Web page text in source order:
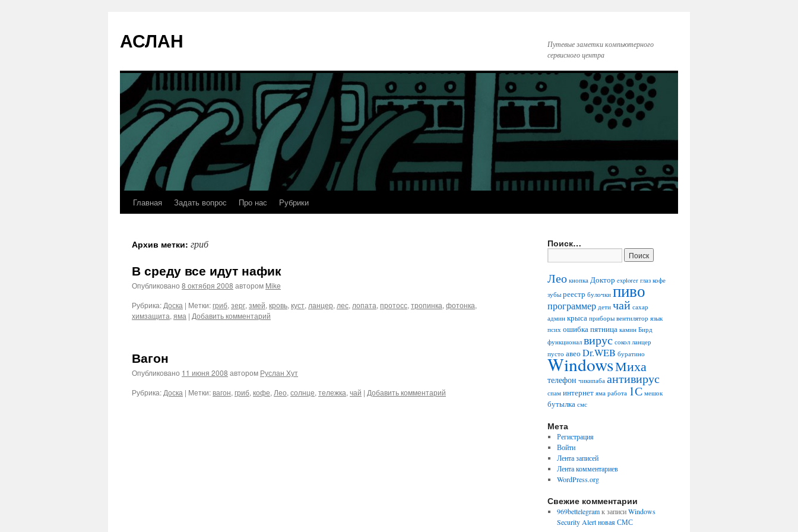
АСЛАН
Путевые заметки компьютерного
сервисного центра
Перейти
содержимому
Главная Задать вопрос Про нас Рубрики
Архив метки: гриб
В среду все идут нафик
Опубликовано 8 октября 2008 автором Mike
Рубрика: Доска | Метки:гриб, зерг, змей, кровь, куст, ланцер, лес, лопата, протосс, тропинка, фотонка,
химзащита, яма | Добавить комментарий
Вагон
Опубликовано 11 июня 2008 автором Руслан Хут
Рубрика: Доска | Метки:вагон, гриб, кофе, Лео, солнце, тележка, чай | Добавить комментарий
Поиск…
Лео кнопка Доктор explorer глаз кофе
зубы реестр булочки пиво
программер дети чай сахар
админ крыса приборы вентилятор язык
псих ошибкапятница камин Бирд
функционал вирус сокол ланцер
пусто авео Dr.WEB буратино
WindowsМиха
телефон чикипаба антивирус
спам интернет яма работа 1С мешок
бутылка смс
Мета
Регистрация
Войти
Лента записей
Лента комментариев
WordPress.org
Свежие комментарии
969bettelegramк записиWindows
Security Alert новая СМС